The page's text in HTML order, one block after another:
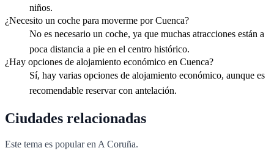
niños.
¿Necesito un coche para moverme por Cuenca?
No es necesario un coche, ya que muchas atracciones están a
poca distancia a pie en el centro histórico.
¿Hay opciones de alojamiento económico en Cuenca?
Sí, hay varias opciones de alojamiento económico, aunque es
recomendable reservar con antelación.
Ciudades relacionadas
Este tema es popular en A Coruña.